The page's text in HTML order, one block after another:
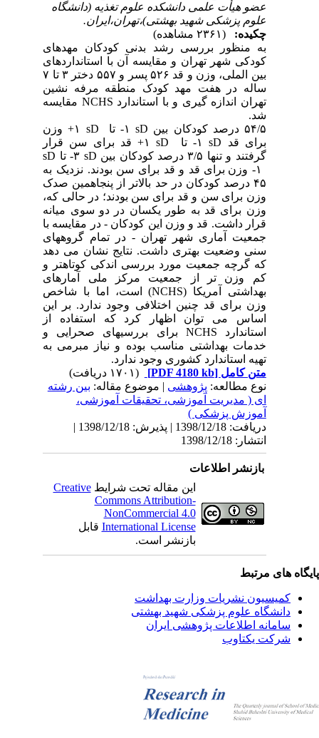
عضو هیأت علمی دانشکده علوم تغذیه (دانشگاه
علوم پزشکی شهید بهشتی)،تهران،ایران.
چکیده:
به منظور بررسی رشد بدنی کودکان مهدهای
کودکی شهر تهران و مقایسه آن با استانداردهای
بین الملی، وزن و قد ۵۲۶ پسر و ۵۵۷ دختر ۳ تا ۷
ساله در هفت مهد کودک منطقه مرفه نشین
تهران اندازه گیری و با استانداردNCHSمقایسه
شد.
۵۴/۵ درصد کودکان بین
sD۱- تا sD
۱+ وزن
برای قدsD۱- تا sD
۱+ قد برای سن قرار
گرفتند و تنها ۳/۵ درصد کودکان بین
sD۳- تا
sD
وزن برای قد و قد برای سن بودند. نزدیک به
۴۵ درصد کودکان در حد بالاتر از پنجاهمین صدک
وزن برای سن و قد برای سن بودند؛ در حالی که،
وزن برای قد به طور یکسان در دو سوی میانه
قرار داشت. قد و وزن این کودکان - در مقایسه با
جمعیت آماری شهر تهران - در تمام گروههای
سنی وضعیت بهتری داشت. نتایج نشان می دهد
که گرچه جمعیت مورد بررسی اندکی کوتاهتر و
کم وزن تر از جمعیت مرکز ملی آمارهای
بهداشتی آمریکا ( NCHS) است، اما با شاخص
وزن برای قد چنین اختلافی وجود ندارد. بر این
اساس می توان اظهار کرد که استفاده از
استاندارد NCHSبرای بررسیهای صحرایی و
خدمات بهداشتی مناسب بوده و نیاز مبرمی به
تهیه استاندارد کشوری وجود ندارد.
متن کامل[PDF 4180 kb]
نوع مطالعه:پژوهشی| موضوع مقاله:بین رشته
ای ( مدیریت آموزشی، تحقیقات آموزشی،
آموزش پزشکی )
دریافت: 1398/12/18 | پذیرش: 1398/12/18 |
انتشار: 1398/12/18
بازنشر اطلاعات
این مقاله تحت شرایطCreative
Commons Attribution-
NonCommercial 4.0
International Licenseقابل
بازنشر است.
های مرتبط
کمیسیون نشریات وزارت بهداشت
دانشگاه علوم پزشکی شهید بهشتی
سامانه اطلاعات پژوهشی ایران
شرکت یکتاوب